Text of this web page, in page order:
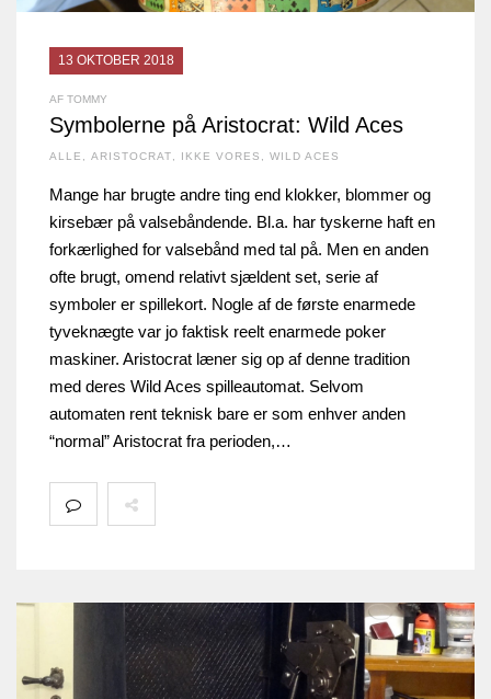
13 OKTOBER 2018
AF TOMMY
Symbolerne på Aristocrat: Wild Aces
ALLE ARISTOCRAT IKKE VORES WILD ACES
Mange har brugte andre ting end klokker, blommer og
kirsebær på valsebåndende. Bl.a. har tyskerne haft en
forkærlighed for valsebånd med tal på. Men en anden
ofte brugt, omend relativt sjældent set, serie af
symboler er spillekort. Nogle af de første enarmede
tyveknægte var jo faktisk reelt enarmede poker
maskiner. Aristocrat læner sig op af denne tradition
med deres Wild Aces spilleautomat. Selvom
automaten rent teknisk bare er som enhver anden
“normal” Aristocrat fra perioden,…